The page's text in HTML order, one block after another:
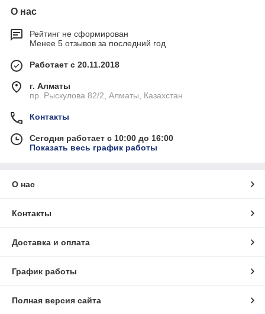
О нас
Рейтинг не сформирован
Менее 5 отзывов за последний год
Работает с 20.11.2018
г. Алматы
пр. Рыскулова 82/2, Алматы, Казахстан
Контакты
Сегодня работает с 10:00 до 16:00
Показать весь график работы
О нас
Контакты
Доставка и оплата
График работы
Полная версия сайта